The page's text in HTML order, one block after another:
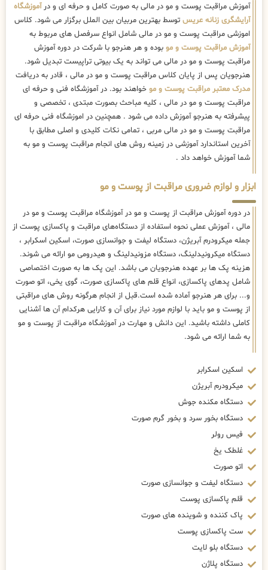
آموزش مراقبت پوست و مو در مالی به صورت کامل و حرفه ای و درآموزشگاه
آرایشگری زنانه عریس توسط بهترین مربیان بین الملل برگزار می شود. کلاس
اموزشی مراقبت پوست و مو در مالی شامل انواع سرفصل های مربوط به
آموزش مراقبت پوست و مو بوده و هر هنرجو با شرکت در دوره آموزش
مراقبت پوست و مو در مالی می تواند به یک بیوتی تراپیست تبدیل شود.
هنرجویان پس از پایان کلاس مراقبت پوست و مو در مالی ، قادر به دریافت
مدرک معتبر مراقبت پوست و مو خواهند بود. در آموزشگاه فنی و حرفه ای
مراقبت پوست و مو در مالی ، کلیه مباحث بصورت مبتدی ، تخصصی و
پیشرفته به هنرجو آموزش داده می شود . همچنین در اموزشگاه فنی حرفه ای
مراقبت پوست و مو در مالی مربی ، تمامی نکات کلیدی و اصلی مطابق با
آخرین استاندارد آموزشی در زمینه روش های انجام مراقبت پوست و مو به
شما آموزش خواهد داد .
ابزار و لوازم ضروری مراقبت از پوست و مو
در دوره آموزش مراقبت از پوست و مو در آموزشگاه مراقبت پوست و مو در
مالی ، آموزش عملی نحوه استفاده از دستگاه‌های مراقبت و پاکسازی پوست از
جمله میکرودرم آبریژن، دستگاه لیفت و جوانسازی صورت، اسکین اسکرابر ،
دستگاه میکرونیدلینگ، دستگاه مزونیدلینگ و هیدرومی مو ارائه می شوند.
هزینه پک ها بر عهده هنرجویان می باشد. این پک ها به صورت اختصاصی
شامل پدهای پاکسازی، انواع قلم های پاکسازی صورت، گوی یخی، اتو صورت
و... برای هر هنرجو آماده شده است.قبل از انجام هرگونه روش های مراقبتی
از پوست و مو باید با لوازم مورد نیاز برای آن و کارایی هرکدام آن ها آشنایی
کاملی داشته باشید. این دانش و مهارت در آموزشگاه مراقبت از پوست و مو
به شما ارائه می شود.
اسکین اسکرابر
میکرودرم آبریژن
دستگاه مکنده جوش
دستگاه بخور سرد و بخور گرم صورت
فیس رولر
غلطک یخ
اتو صورت
دستگاه لیفت و جوانسازی صورت
قلم پاکسازی پوست
پاک کننده و شوینده های صورت
ست پاکسازی پوست
دستگاه بلو لایت
دستگاه پلاژن